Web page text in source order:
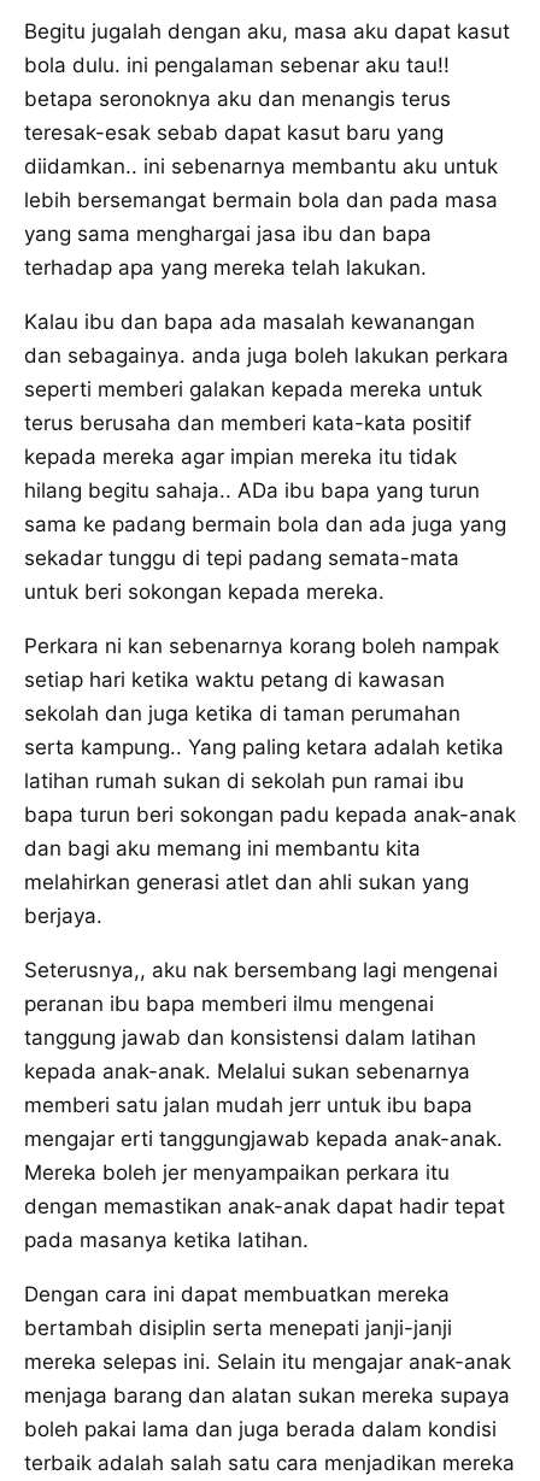
Begitu jugalah dengan aku, masa aku dapat kasut
bola dulu. ini pengalaman sebenar aku tau!!
betapa seronoknya aku dan menangis terus
teresak-esak sebab dapat kasut baru yang
diidamkan.. ini sebenarnya membantu aku untuk
lebih bersemangat bermain bola dan pada masa
yang sama menghargai jasa ibu dan bapa
terhadap apa yang mereka telah lakukan.
Kalau ibu dan bapa ada masalah kewanangan
dan sebagainya. anda juga boleh lakukan perkara
seperti memberi galakan kepada mereka untuk
terus berusaha dan memberi kata-kata positif
kepada mereka agar impian mereka itu tidak
hilang begitu sahaja.. ADa ibu bapa yang turun
sama ke padang bermain bola dan ada juga yang
sekadar tunggu di tepi padang semata-mata
untuk beri sokongan kepada mereka.
Perkara ni kan sebenarnya korang boleh nampak
setiap hari ketika waktu petang di kawasan
sekolah dan juga ketika di taman perumahan
serta kampung.. Yang paling ketara adalah ketika
latihan rumah sukan di sekolah pun ramai ibu
bapa turun beri sokongan padu kepada anak-anak
dan bagi aku memang ini membantu kita
melahirkan generasi atlet dan ahli sukan yang
berjaya.
Seterusnya,, aku nak bersembang lagi mengenai
peranan ibu bapa memberi ilmu mengenai
tanggung jawab dan konsistensi dalam latihan
kepada anak-anak. Melalui sukan sebenarnya
memberi satu jalan mudah jerr untuk ibu bapa
mengajar erti tanggungjawab kepada anak-anak.
Mereka boleh jer menyampaikan perkara itu
dengan memastikan anak-anak dapat hadir tepat
pada masanya ketika latihan.
Dengan cara ini dapat membuatkan mereka
bertambah disiplin serta menepati janji-janji
mereka selepas ini. Selain itu mengajar anak-anak
menjaga barang dan alatan sukan mereka supaya
boleh pakai lama dan juga berada dalam kondisi
terbaik adalah salah satu cara menjadikan mereka